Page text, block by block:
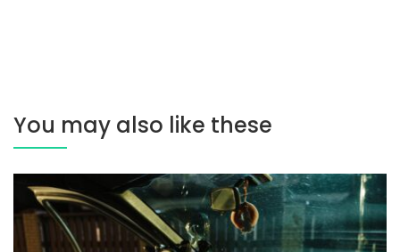
You may also like these